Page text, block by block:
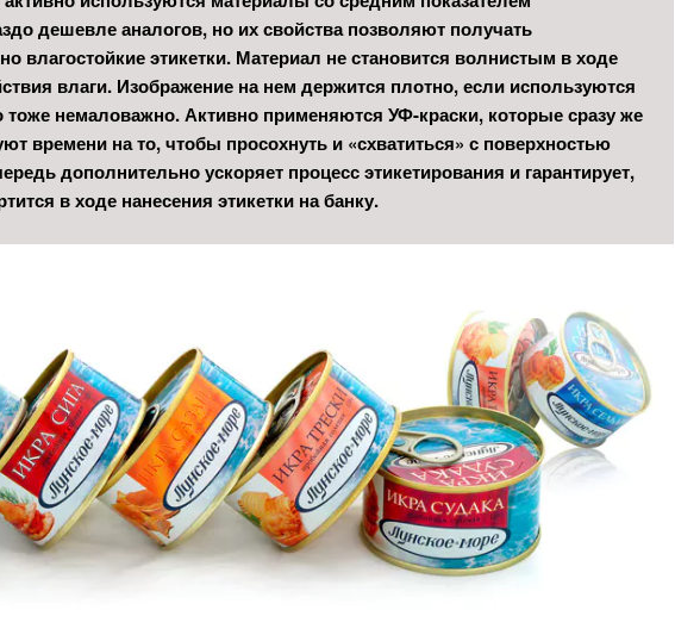
дешевле аналогов, но их свойства позволяют получать
влагостойкие этикетки. Материал не становится волнистым в ходе
влаги. Изображение на нем держится плотно, если используются
тоже немаловажно. Активно применяются УФ-краски, которые сразу же
времени на то, чтобы просохнуть и «схватиться» с поверхностью
дополнительно ускоряет процесс этикетирования и гарантирует,
в ходе нанесения этикетки на банку.